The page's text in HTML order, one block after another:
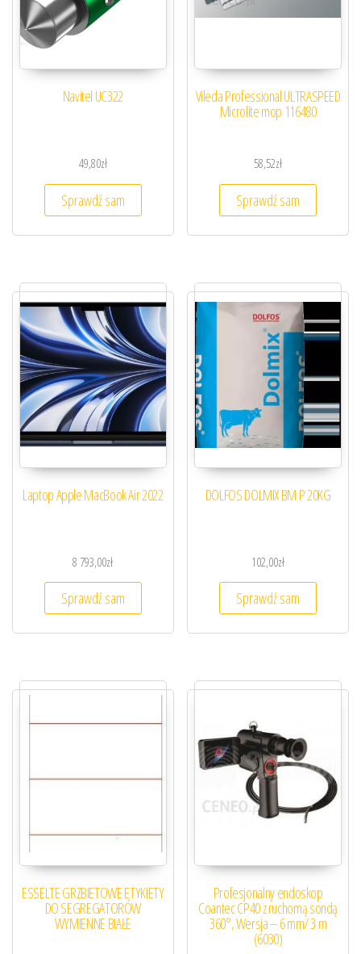
Navitel UC322
49,80zł
Sprawdź sam
Vileda Professional ULTRASPEED
Microlite mop 116480
58,52zł
Sprawdź sam
Laptop Apple MacBook Air 2022
8 793,00zł
Sprawdź sam
DOLFOS DOLMIX BM P 20KG
102,00zł
Sprawdź sam
ESSELTE GRZBIETOWE ETYKIETY
DO SEGREGATORÓW
WYMIENNE BIAŁE
Profesjonalny endoskop
Coantec CP40 z ruchomą sondą
360°, Wersja – 6 mm/ 3 m
(6030)